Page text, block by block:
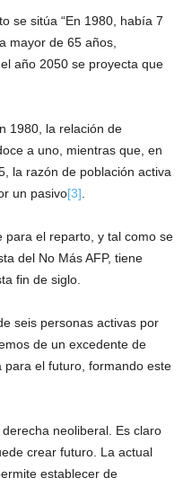
se sitúa “En 1980, había 7
mayor de 65 años,
año 2050 se proyecta que
1980, la relación de
a uno, mientras que, en
la razón de población activa
un pasivo[3]
para el reparto, y tal como se
del No Más AFP, tiene
fin de siglo.
seis personas activas por
de un excedente de
el futuro, formando este
neoliberal. Es claro
crear futuro. La actual
establecer de